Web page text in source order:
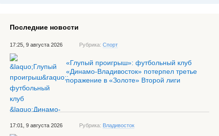
Последние новости
17:25, 9 августа 2026 Рубрика: Спорт
«Глупый проигрыш»: футбольный клуб
«Динамо-Владивосток» потерпел третье
поражение в «Золоте» Второй лиги
17:01, 9 августа 2026 Рубрика: Владивосток